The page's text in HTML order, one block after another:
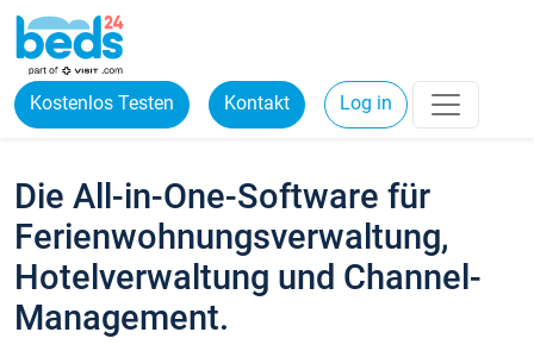
Kostenlos Testen Kontakt Log in
Die All-in-One-Software für
Ferienwohnungsverwaltung,
Hotelverwaltung und Channel-
Management.